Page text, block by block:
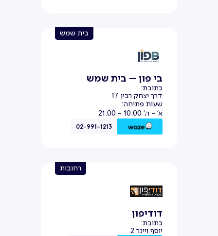
בי פון – בית שמש
כתובת:
דרך יצחק רבין 17
שעות פתיחה:
א' - ה' 10:00 - 21:00
02-991-1213
בית שמש
דודיפון
כתובת:
יוסף ויינר 2
רחובות